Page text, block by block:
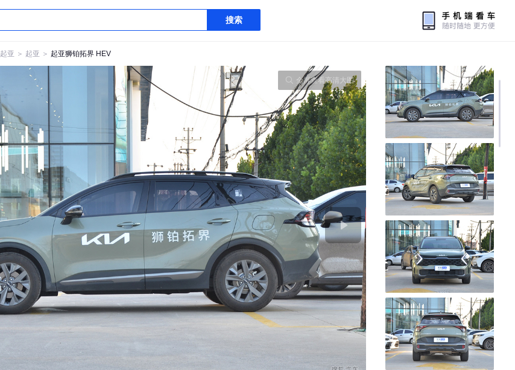
搜索
起亚 ＞ 起亚 ＞ 起亚狮铂拓界 HEV
全屏查看高清大图